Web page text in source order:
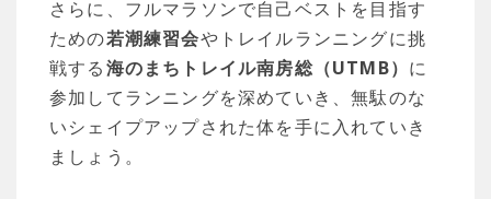
さらに、フルマラソンで自己ベストを目指す
ための若潮練習会やトレイルランニングに挑
戦する海のまちトレイル南房総（UTMB） に
参加してランニングを深めていき、無駄のな
いシェイプアップされた体を手に入れていき
ましょう。